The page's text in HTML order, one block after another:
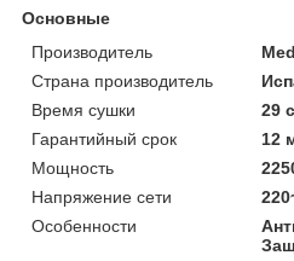
Основные
Производитель
Страна производитель
Время сушки
29
Гарантийный срок
12
Мощность
Напряжение сети
Особенности